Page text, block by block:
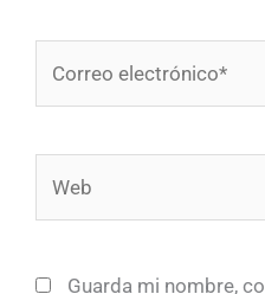
Guarda mi nombre,